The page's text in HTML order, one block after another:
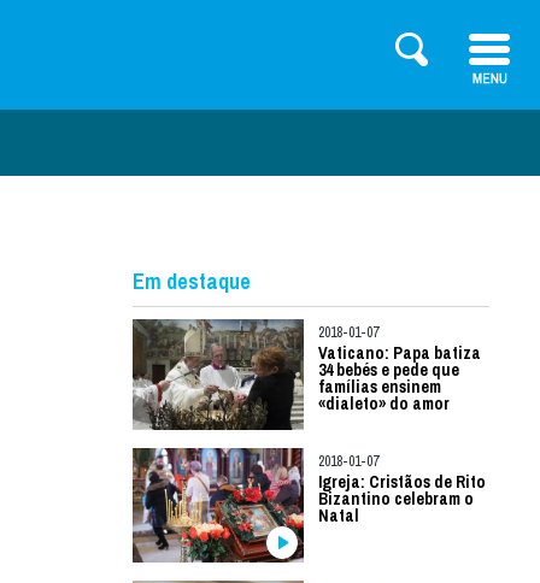
Em destaque
2018-01-07
Vaticano: Papa batiza
34 bebés e pede que
famílias ensinem
«dialeto» do amor
2018-01-07
Igreja: Cristãos de Rito
Bizantino celebram o
Natal